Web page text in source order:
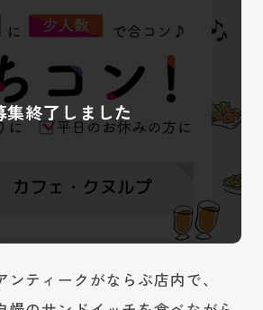
ンティークがならぶ店内で、